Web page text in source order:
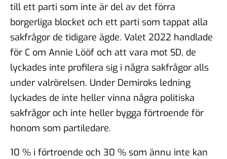
till ett parti som inte är del av det förra
borgerliga blocket och ett parti som tappat alla
sakfrågor de tidigare ägde. Valet 2022 handlade
för C om Annie Lööf och att vara mot SD, de
lyckades inte profilera sig i några sakfrågor alls
under valrörelsen. Under Demiroks ledning
lyckades de inte heller vinna några politiska
sakfrågor och inte heller bygga förtroende för
honom som partiledare.
10 % i förtroende och 30 % som ännu inte kan